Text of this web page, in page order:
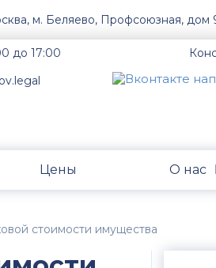
м. Беляево, Профсоюзная, дом
до 17:00
Цены О нас
стоимости имущества